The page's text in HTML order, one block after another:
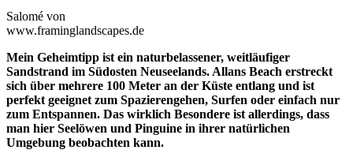
Salomé von
www.framinglandscapes.de
Mein Geheimtipp ist ein naturbelassener, weitläufiger
Sandstrand im Südosten Neuseelands. Allans Beach erstreckt
sich über mehrere 100 Meter an der Küste entlang und ist
perfekt geeignet zum Spazierengehen, Surfen oder einfach nur
zum Entspannen. Das wirklich Besondere ist allerdings, dass
man hier Seelöwen und Pinguine in ihrer natürlichen
Umgebung beobachten kann.